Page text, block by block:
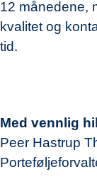
12 månedene,
kvalitet og
tid.
Med vennlig
Peer Hastrup